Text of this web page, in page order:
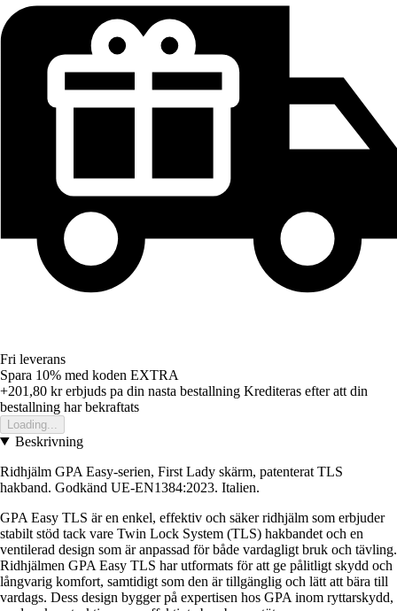
Fri leverans
Spara 10% med koden EXTRA
+201,80 krerbjuds pa din nasta bestallning Krediteras efter att din
bestallning har bekraftats
Loading...
Beskrivning
Ridhjälm GPA Easy-serien, First Lady skärm, patenterat TLS
hakband. Godkänd UE-EN1384:2023. Italien.
GPA Easy TLS är en enkel, effektiv och säker ridhjälm som erbjuder
stabilt stöd tack vare Twin Lock System (TLS) hakbandet och en
ventilerad design som är anpassad för både vardagligt bruk och tävling.
Ridhjälmen GPA Easy TLS har utformats för att ge pålitligt skydd och
långvarig komfort, samtidigt som den är tillgänglig och lätt att bära till
vardags. Dess design bygger på expertisen hos GPA inom ryttarskydd,